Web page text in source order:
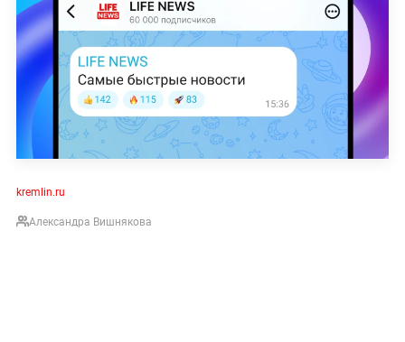
kremlin.ru
Александра Вишнякова